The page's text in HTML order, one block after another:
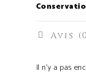
Avis
Il n’y a pas